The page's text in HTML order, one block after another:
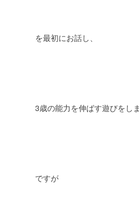
を最初にお話し、
3歳の能力を伸ばす遊びをし
ですが